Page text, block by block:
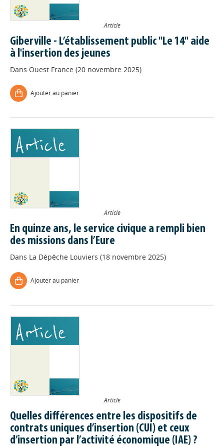
Article
Giberville - L’établissement public "Le 14" aide
à l'insertion des jeunes
Dans Ouest France (20 novembre 2025)
Ajouter au panier
Article
En quinze ans, le service civique a rempli bien
des missions dans l’Eure
Dans La Dépêche Louviers (18 novembre 2025)
Ajouter au panier
Article
Quelles différences entre les dispositifs de
contrats uniques d’insertion (CUI) et ceux
d’insertion par l’activité économique (IAE) ?
Appels à projets